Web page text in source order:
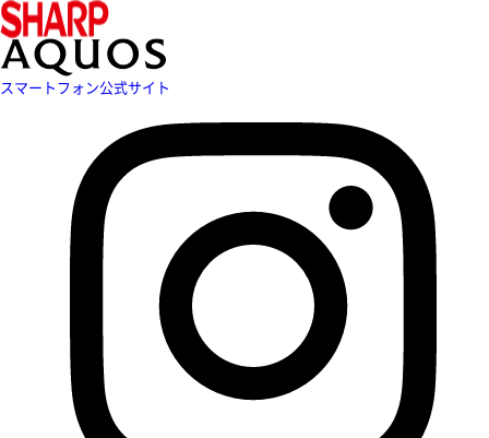
スマートフォン公式サイト